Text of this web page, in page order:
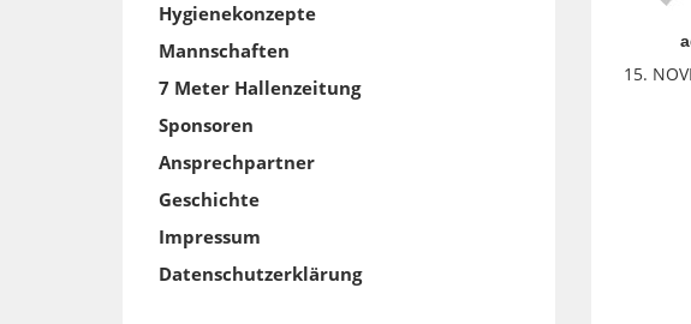
15.
Hygienekonzepte
Mannschaften
7 Meter Hallenzeitung
Sponsoren
Ansprechpartner
Geschichte
Impressum
Datenschutzerklärung